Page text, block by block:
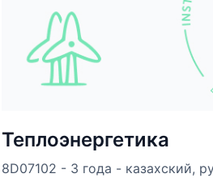
Теплоэнергетика
8D07102 - 3 года - казахский,